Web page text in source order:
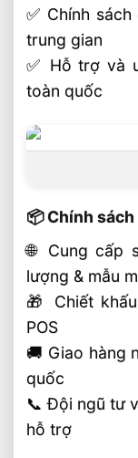
✅ Chính
trung gian
✅ Hỗ trợ và
toàn quốc
📦 Chính
🌐 Cung cấp
lượng & mẫu
🎁 Chiết
POS
🚚 Giao hàng
quốc
📞 Đội ngũ tư
hỗ trợ